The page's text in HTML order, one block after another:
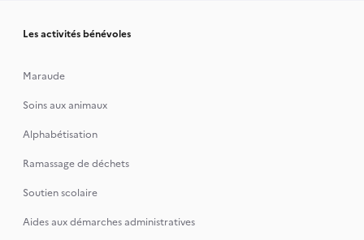
Les activités bénévoles
Maraude
Soins aux animaux
Alphabétisation
Ramassage de déchets
Soutien scolaire
Aides aux démarches administratives